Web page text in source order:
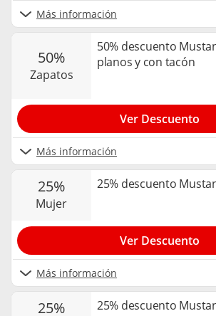
Más información
50%
zapatos
50% descuento
planos y con tacón
Más información
Ver Descuento
25%
mujer
25% descuento
Más información
Ver Descuento
25% 25% descuento